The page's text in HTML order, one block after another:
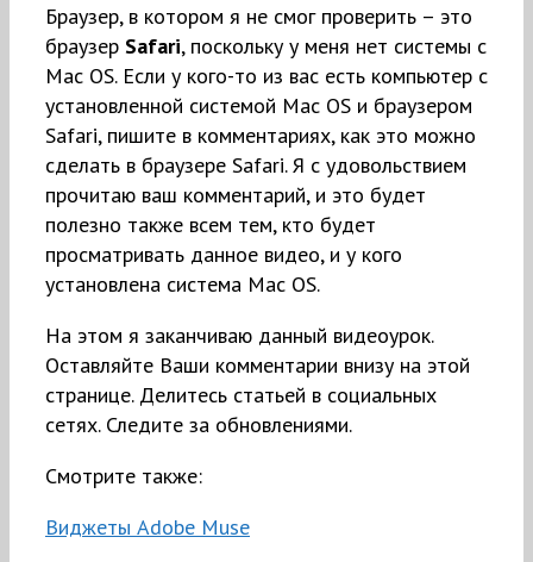
Браузер, в котором я не смог проверить – это
браузер Safari, поскольку у меня нет системы с
Mac OS. Если у кого-то из вас есть компьютер с
установленной системой Mac OS и браузером
Safari, пишите в комментариях, как это можно
сделать в браузере Safari. Я с удовольствием
прочитаю ваш комментарий, и это будет
полезно также всем тем, кто будет
просматривать данное видео, и у кого
установлена система Mac OS.
На этом я заканчиваю данный видеоурок.
Оставляйте Ваши комментарии внизу на этой
странице. Делитесь статьей в социальных
сетях. Следите за обновлениями.
Смотрите также:
Виджеты Adobe Muse